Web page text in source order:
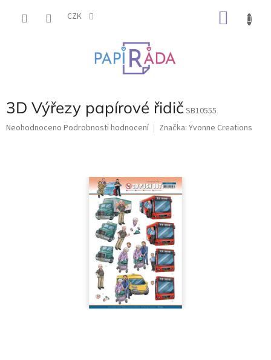
CZK
3D Výřezy papírové řidič SB10555
Průměrné
Neohodnoceno Podrobnosti hodnocení Značka: Yvonne Creations